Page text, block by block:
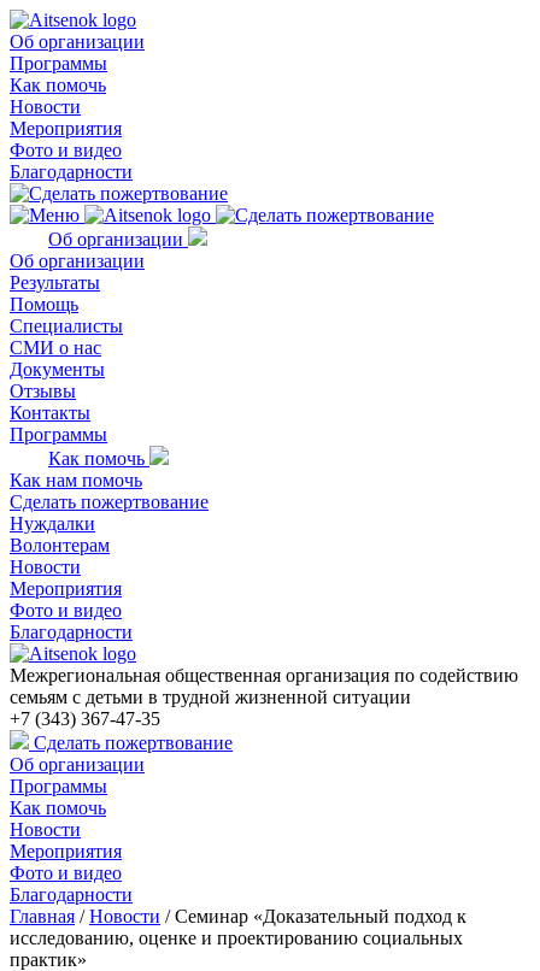
Об организации
Программы
Как помочь
Новости
Мероприятия
Фото и видео
Благодарности
Об организации
Об организации
Результаты
Помощь
Специалисты
СМИ о нас
Документы
Отзывы
Контакты
Программы
Как помочь
Как нам помочь
Сделать пожертвование
Нуждалки
Волонтерам
Новости
Мероприятия
Фото и видео
Благодарности
Межрегиональная общественная организация по содействию
семьям с детьми в трудной жизненной ситуации
+7 (343) 367-47-35
Сделать пожертвование
Об организации
Программы
Как помочь
Новости
Мероприятия
Фото и видео
Благодарности
Главная /Новости /Семинар «Доказательный подход к
исследованию, оценке и проектированию социальных
практик»